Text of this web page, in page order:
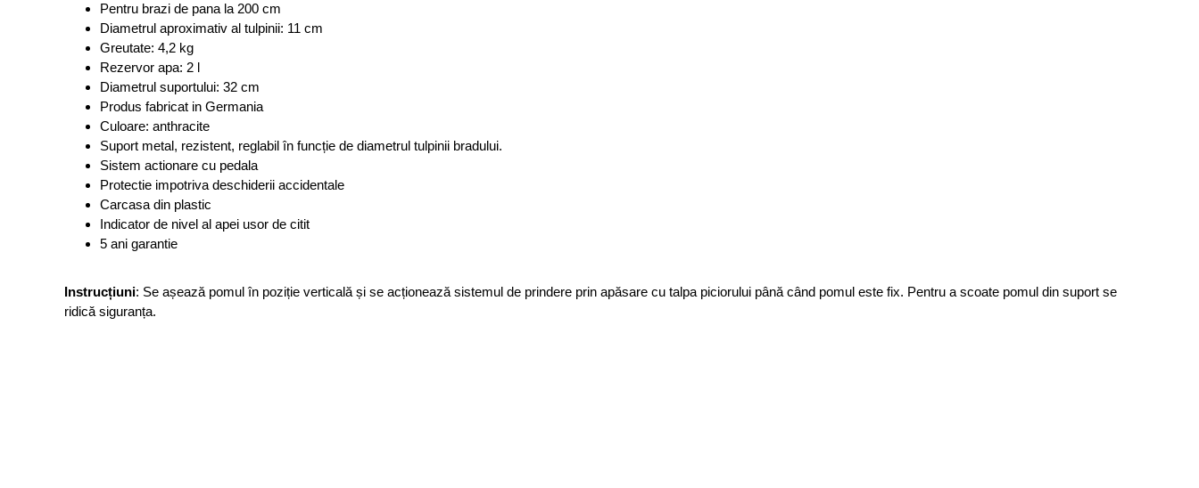
Pentru brazi de pana la 200 cm
Diametrul aproximativ al tulpinii: 11 cm
Greutate: 4,2 kg
Rezervor apa: 2 l
Diametrul suportului: 32 cm
Produs fabricat in Germania
Culoare: anthracite
Suport metal, rezistent, reglabil în funcție de diametrul tulpinii bradului.
Sistem actionare cu pedala
Protectie impotriva deschiderii accidentale
Carcasa din plastic
Indicator de nivel al apei usor de citit
5 ani garantie
Instrucțiuni: Se așează pomul în poziție verticală și se acționează sistemul de prindere prin apăsare cu talpa piciorului până când pomul este fix. Pentru a scoate pomul din suport se
ridică siguranța.